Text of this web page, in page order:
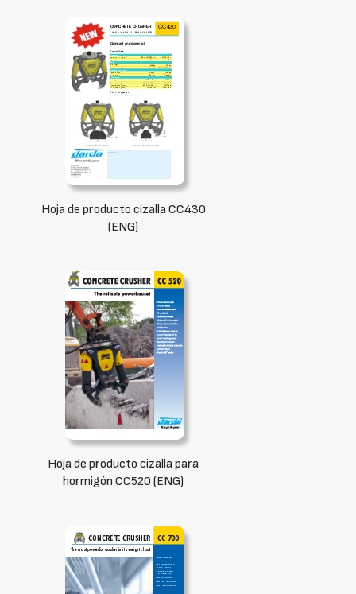
Hoja de producto cizalla CC430
(ENG)
Hoja de producto cizalla para
hormigón CC520 (ENG)